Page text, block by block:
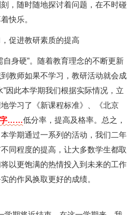
，随时随地探讨着问题，在不时碰
快乐。
促进教研素质的提高
自身硬”。随着教育理念的不断更新
教师如果不学习，教研活动就会成
”因此本学期我们根据实际情况，立
学习了《新课程标准》、《北京
字……低分率，提高及格率。总之，
学期通过一系列的活动，我们二年
同程度的提高，让大多数学生都取
以更饱满的热情投入到未来的工作
的作风换取更好的成绩。